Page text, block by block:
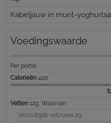
Kabeljauw in munt-
Voedingswaarde
Per portie
Calorieën 420
Vetten 12g, Waarvan
Verzadigde vetzuren 2g